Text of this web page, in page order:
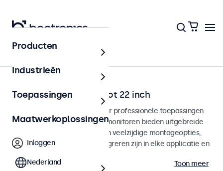
Home
SDI monitoren van 12 tot 22 inch
SDI monitoren ontworpen voor professionele toepassingen
en continu gebruik. Deze SDI monitoren bieden uitgebreide
configuratiemogelijkheden en veelzijdige montageopties,
waarmee ze naadloos te integreren zijn in elke applicatie en
Toon meer
Producten
Industrieën
Toepassingen
Maatwerkoplossingen
Inloggen
Nederland